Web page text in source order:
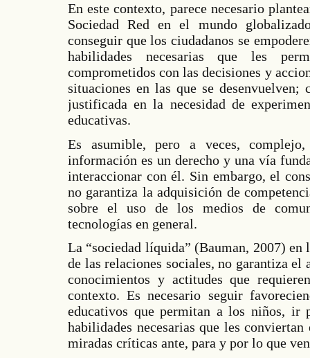
En este contexto, parece necesario
Sociedad Red en el mundo
conseguir que los ciudadanos se
habilidades necesarias que les
comprometidos con las decisiones y
situaciones en las que se desenvuelven;
justificada en la necesidad de
educativas.
Es asumible, pero a veces,
información es un derecho y una vía
interaccionar con él. Sin embargo, el
no garantiza la adquisición de
sobre el uso de los medios de
tecnologías en general.
La “sociedad líquida” (Bauman, 2007) en
de las relaciones sociales, no garantiza el
conocimientos y actitudes que
contexto. Es necesario seguir
educativos que permitan a los niños, ir
habilidades necesarias que les
miradas críticas ante, para y por lo que